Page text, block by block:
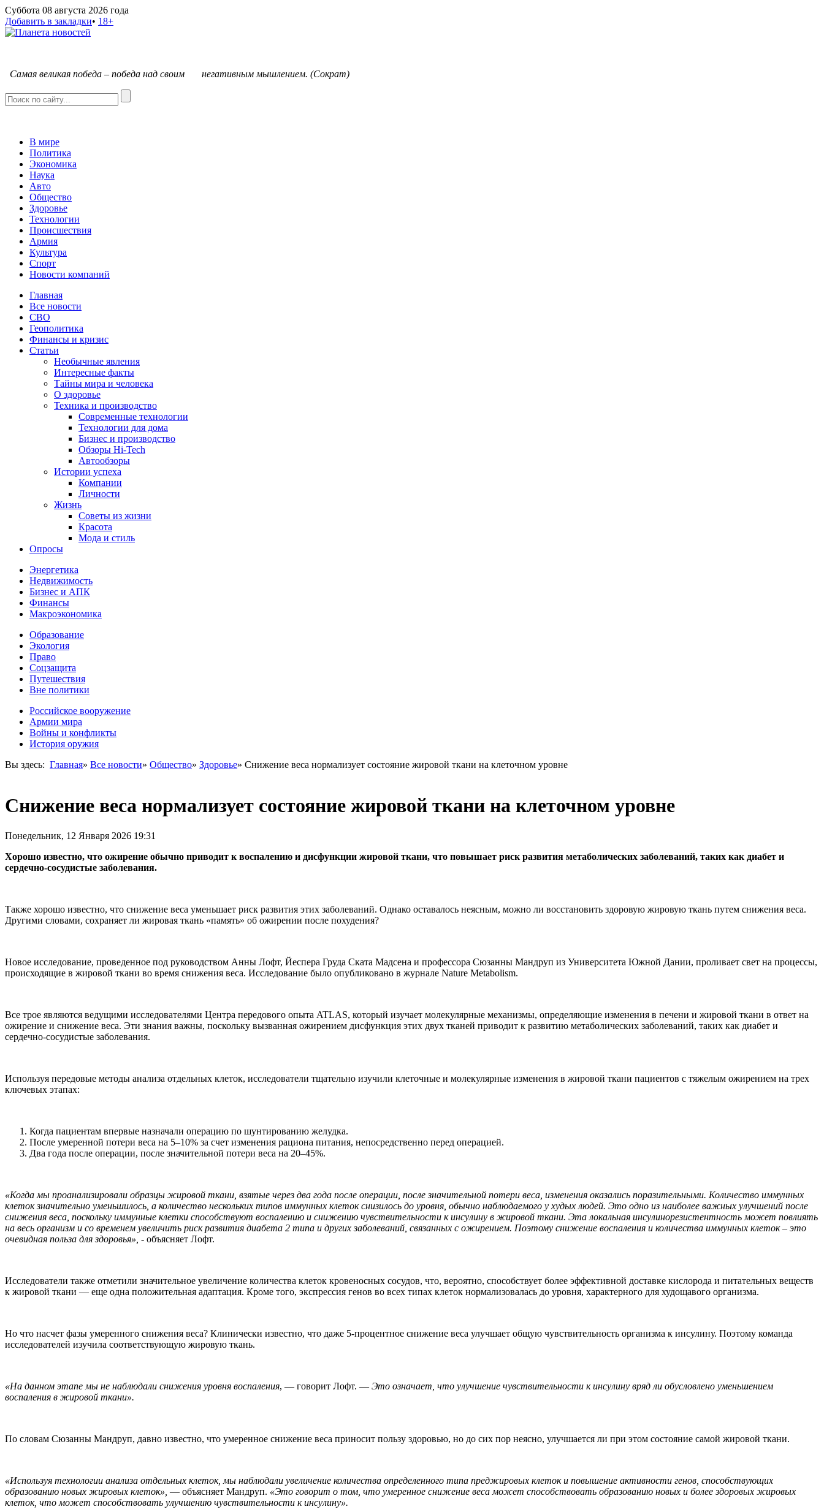
Суббота 08 августа 2026 года
Добавить в закладки• 18+
Самая великая победа – победа над своим негативным мышлением. (Сократ)
В мире
Политика
Экономика
Наука
Авто
Общество
Здоровье
Технологии
Происшествия
Армия
Культура
Спорт
Новости компаний
Главная
Все новости
СВО
Геополитика
Финансы и кризис
Статьи
Необычные явления
Интересные факты
Тайны мира и человека
О здоровье
Техника и производство
Современные технологии
Технологии для дома
Бизнес и производство
Обзоры Hi-Tech
Автообзоры
Истории успеха
Компании
Личности
Жизнь
Советы из жизни
Красота
Мода и стиль
Опросы
Энергетика
Недвижимость
Бизнес и АПК
Финансы
Макроэкономика
Образование
Экология
Право
Соцзащита
Путешествия
Вне политики
Российское вооружение
Армии мира
Войны и конфликты
История оружия
Вы здесь: Главная» Все новости» Общество» Здоровье» Снижение веса нормализует состояние жировой ткани на клеточном уровне
Снижение веса нормализует состояние жировой ткани на клеточном уровне
Понедельник, 12 Января 2026 19:31
Хорошо известно, что ожирение обычно приводит к воспалению и дисфункции жировой ткани, что повышает риск развития метаболических заболеваний, таких как диабет и
сердечно-сосудистые заболевания.
Также хорошо известно, что снижение веса уменьшает риск развития этих заболеваний. Однако оставалось неясным, можно ли восстановить здоровую жировую ткань путем снижения веса.
Другими словами, сохраняет ли жировая ткань «память» об ожирении после похудения?
Новое исследование, проведенное под руководством Анны Лофт, Йеспера Груда Ската Мадсена и профессора Сюзанны Мандруп из Университета Южной Дании, проливает свет на процессы,
происходящие в жировой ткани во время снижения веса. Исследование было опубликовано в журнале Nature Metabolism.
Все трое являются ведущими исследователями Центра передового опыта ATLAS, который изучает молекулярные механизмы, определяющие изменения в печени и жировой ткани в ответ на
ожирение и снижение веса. Эти знания важны, поскольку вызванная ожирением дисфункция этих двух тканей приводит к развитию метаболических заболеваний, таких как диабет и
сердечно-сосудистые заболевания.
Используя передовые методы анализа отдельных клеток, исследователи тщательно изучили клеточные и молекулярные изменения в жировой ткани пациентов с тяжелым ожирением на трех
ключевых этапах:
Когда пациентам впервые назначали операцию по шунтированию желудка.
После умеренной потери веса на 5–10% за счет изменения рациона питания, непосредственно перед операцией.
Два года после операции, после значительной потери веса на 20–45%.
«Когда мы проанализировали образцы жировой ткани, взятые через два года после операции, после значительной потери веса, изменения оказались поразительными. Количество иммунных
клеток значительно уменьшилось, а количество нескольких типов иммунных клеток снизилось до уровня, обычно наблюдаемого у худых людей. Это одно из наиболее важных улучшений после
снижения веса, поскольку иммунные клетки способствуют воспалению и снижению чувствительности к инсулину в жировой ткани. Эта локальная инсулинорезистентность может повлиять
на весь организм и со временем увеличить риск развития диабета 2 типа и других заболеваний, связанных с ожирением. Поэтому снижение воспаления и количества иммунных клеток – это
очевидная польза для здоровья», - объясняет Лофт.
Исследователи также отметили значительное увеличение количества клеток кровеносных сосудов, что, вероятно, способствует более эффективной доставке кислорода и питательных веществ
к жировой ткани — еще одна положительная адаптация. Кроме того, экспрессия генов во всех типах клеток нормализовалась до уровня, характерного для худощавого организма.
Но что насчет фазы умеренного снижения веса? Клинически известно, что даже 5-процентное снижение веса улучшает общую чувствительность организма к инсулину. Поэтому команда
исследователей изучила соответствующую жировую ткань.
«На данном этапе мы не наблюдали снижения уровня воспаления, — говорит Лофт. — Это означает, что улучшение чувствительности к инсулину вряд ли обусловлено уменьшением
воспаления в жировой ткани».
По словам Сюзанны Мандруп, давно известно, что умеренное снижение веса приносит пользу здоровью, но до сих пор неясно, улучшается ли при этом состояние самой жировой ткани.
«Используя технологии анализа отдельных клеток, мы наблюдали увеличение количества определенного типа преджировых клеток и повышение активности генов, способствующих
образованию новых жировых клеток», — объясняет Мандруп. «Это говорит о том, что умеренное снижение веса может способствовать образованию новых и более здоровых жировых
клеток, что может способствовать улучшению чувствительности к инсулину».